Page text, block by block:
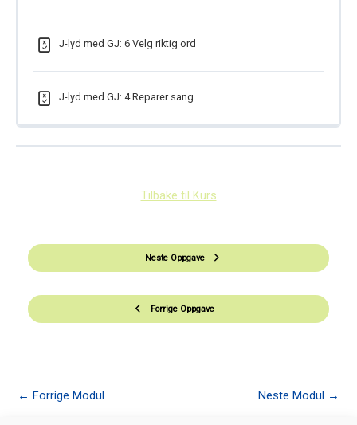
J-lyd med GJ: 6 Velg riktig ord
J-lyd med GJ: 4 Reparer sang
Forrige Oppgave
Tilbake til Kurs
Neste Oppgave
← Forrige Modul Neste Modul →